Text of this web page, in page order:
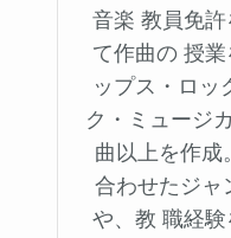
音楽 教員免
て作曲の 授
ップス・ロッ
ク・ミュージ
曲以上を作成
合わせたジャ
や、教 職経